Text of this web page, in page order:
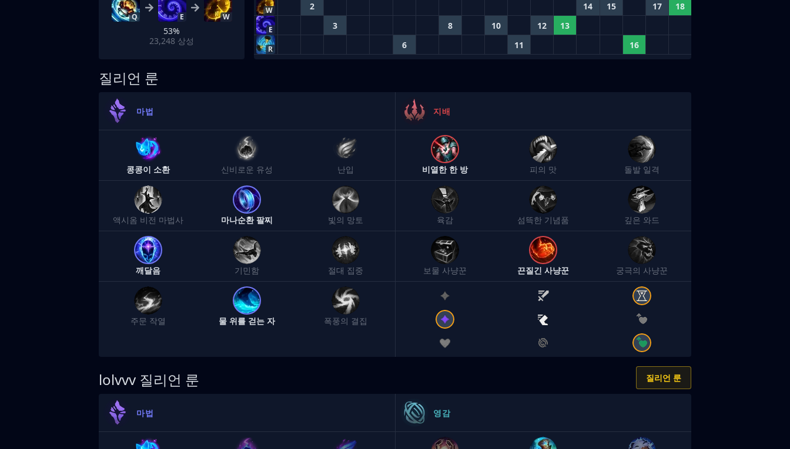
Q E W
53%
23,248 상성
W 2 14 15 17 18
E 3 8 10 12 13
R 6 11 16
질리언 룬
마법
콩콩이 소환 신비로운 유성 난입
액시옴 비전 마법사 마나순환 팔찌 빛의 망토
깨달음 기민함 절대 집중
주문 작열 물 위를 걷는 자 폭풍의 결집
지배
비열한 한 방 피의 맛 돌발 일격
육감 섬뜩한 기념품 깊은 와드
보물 사냥꾼 끈질긴 사냥꾼 궁극의 사냥꾼
lolvvv 질리언 룬 질리언 룬
마법 영감